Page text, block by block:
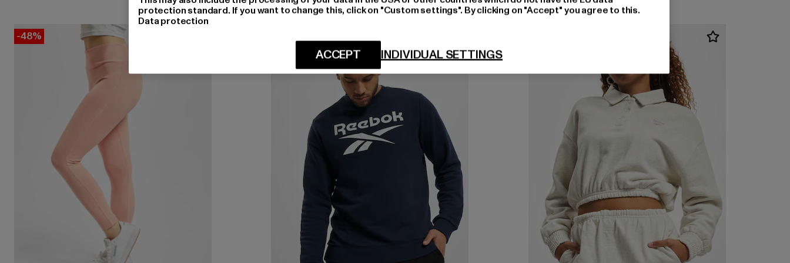
-48%
protection standard. If you want to change this, click on "Custom settings". By clicking on "Accept" you agree to this.
Data protection
INDIVIDUAL SETTINGS
ACCEPT